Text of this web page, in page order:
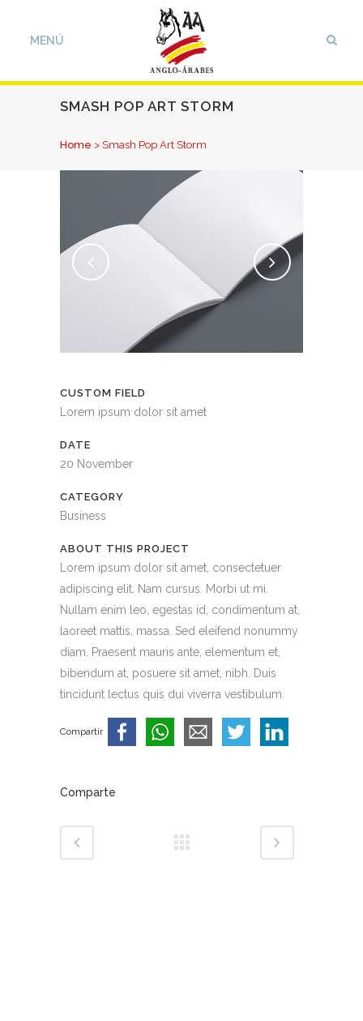
SMASH POP ART STORM
Home > Smash Pop Art Storm
CUSTOM FIELD
Lorem ipsum dolor sit amet
DATE
20 November
CATEGORY
Business
ABOUT THIS PROJECT
Lorem ipsum dolor sit amet, consectetuer
adipiscing elit. Nam cursus. Morbi ut mi.
Nullam enim leo, egestas id, condimentum at,
laoreet mattis, massa. Sed eleifend nonummy
diam. Praesent mauris ante, elementum et,
bibendum at, posuere sit amet, nibh. Duis
tincidunt lectus quis dui viverra vestibulum.
Compartir
Comparte